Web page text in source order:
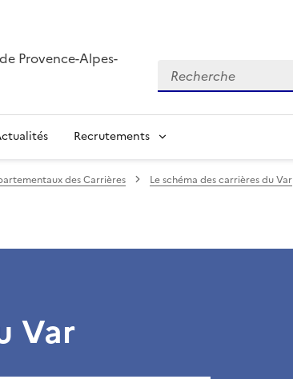
Provence-Alpes-
Recherche
Recrutements
des Carrières Le schéma des carrières du Var
Var